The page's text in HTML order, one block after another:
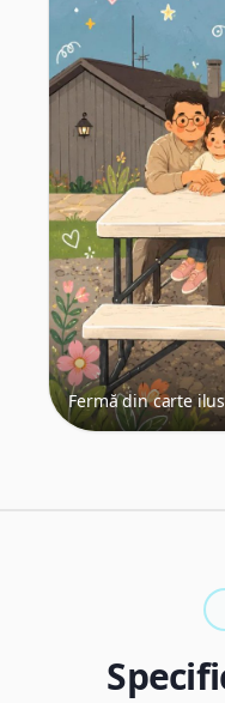
Fermă din carte